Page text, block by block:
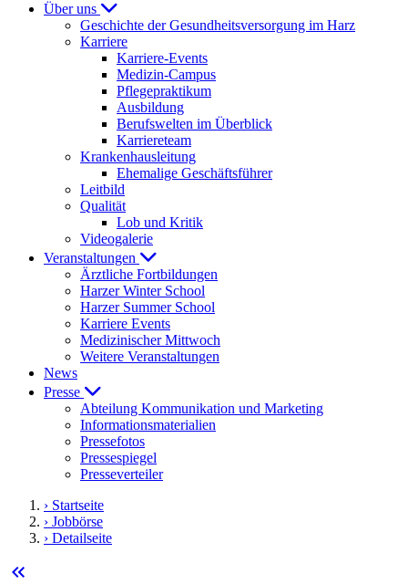
Über uns
Geschichte der Gesundheitsversorgung im Harz
Karriere
Karriere-Events
Medizin-Campus
Pflegepraktikum
Ausbildung
Berufswelten im Überblick
Karriereteam
Krankenhausleitung
Ehemalige Geschäftsführer
Leitbild
Qualität
Lob und Kritik
Videogalerie
Veranstaltungen
Ärztliche Fortbildungen
Harzer Winter School
Harzer Summer School
Karriere Events
Medizinischer Mittwoch
Weitere Veranstaltungen
News
Presse
Abteilung Kommunikation und Marketing
Informationsmaterialien
Pressefotos
Pressespiegel
Presseverteiler
› Startseite
› Jobbörse
› Detailseite
keyboard_double_arrow_left